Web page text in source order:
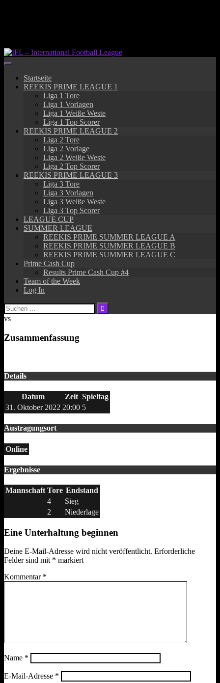
Startseite
REEKIS PRIME LEAGUE 1
Liga 1 Tore
Liga 1 Vorlagen
Liga 1 Weiße Weste
Liga 1 Top Scorer
REEKIS PRIME LEAGUE 2
Liga 2 Tore
Liga 2 Vorlage
Liga 2 Weiße Weste
Liga 2 Top Scorer
REEKIS PRIME LEAGUE 3
Liga 3 Tore
Liga 3 Vorlagen
Liga 3 Weiße Weste
Liga 3 Top Scorer
LEAGUE CUP
SUMMER LEAGUE
REEKIS PRIME SUMMER LEAGUE A
REEKIS PRIME SUMMER LEAGUE B
REEKIS PRIME SUMMER LEAGUE C
Prime Cash Cup
Results Prime Cash Cup #4
Team of the Week
Log In
Suchen
nach:
vs
Zusammenfassung
Details
Datum Zeit Spieltag
31. Oktober 2022 20:00 5
Austragungsort
Online
Ergebnisse
Mannschaft Tore Endstand
4
Sieg
2
Niederlage
Eine Unterhaltung beginnen
Deine E-Mail-Adresse wird nicht veröffentlicht. Erforderliche
Felder sind mit * markiert
Kommentar *
Name *
E-Mail-Adresse *